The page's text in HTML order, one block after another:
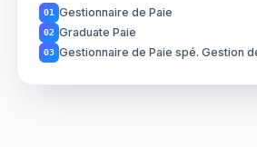
01 Gestionnaire de Paie
02 Graduate Paie
03 Gestionnaire de Paie spé. Gestion